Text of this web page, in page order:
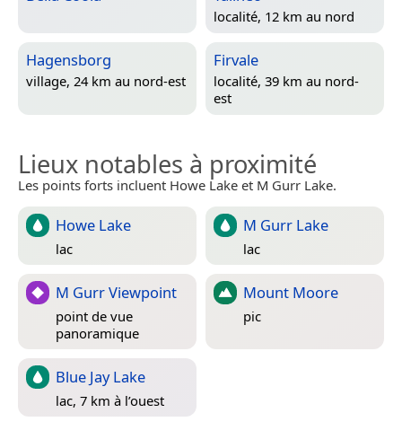
localité, 12 km au nord
Hagensborg
village, 24 km au nord-est
Firvale
localité, 39 km au nord-
est
Lieux notables à proximité
Les points forts incluent Howe Lake et M Gurr Lake.
Howe Lake
lac
M Gurr Lake
lac
M Gurr Viewpoint
point de vue
panoramique
Mount Moore
pic
Blue Jay Lake
lac, 7 km à l’ouest